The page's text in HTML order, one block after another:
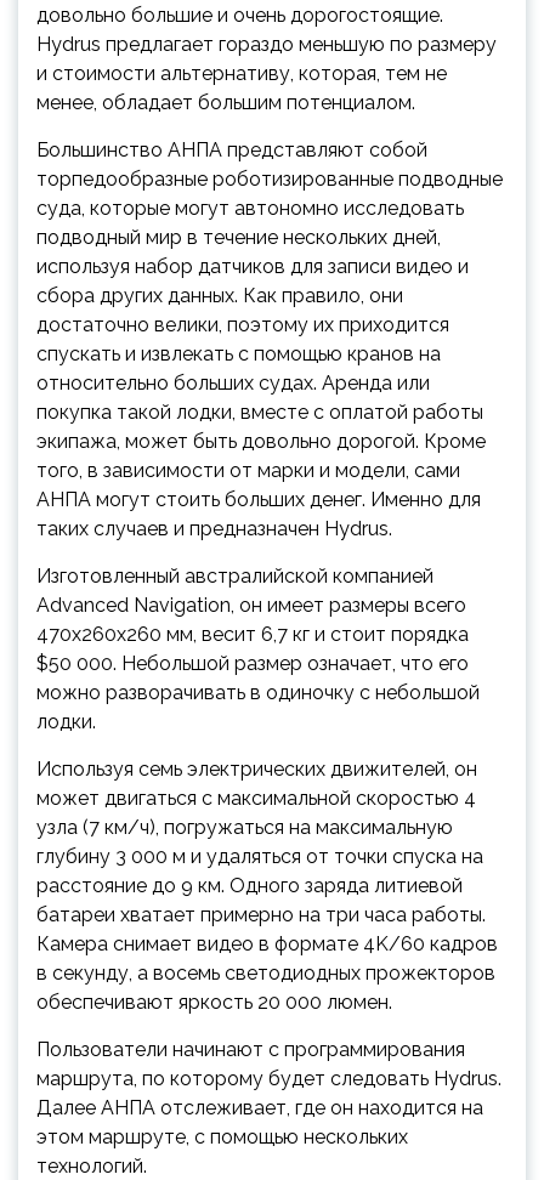
довольно большие и очень дорогостоящие.
Hydrus предлагает гораздо меньшую по размеру
и стоимости альтернативу, которая, тем не
менее, обладает большим потенциалом.
Большинство АНПА представляют собой
торпедообразные роботизированные подводные
суда, которые могут автономно исследовать
подводный мир в течение нескольких дней,
используя набор датчиков для записи видео и
сбора других данных. Как правило, они
достаточно велики, поэтому их приходится
спускать и извлекать с помощью кранов на
относительно больших судах. Аренда или
покупка такой лодки, вместе с оплатой работы
экипажа, может быть довольно дорогой. Кроме
того, в зависимости от марки и модели, сами
АНПА могут стоить больших денег. Именно для
таких случаев и предназначен Hydrus.
Изготовленный австралийской компанией
Advanced Navigation, он имеет размеры всего
470х260х260 мм, весит 6,7 кг и стоит порядка
$50 000. Небольшой размер означает, что его
можно разворачивать в одиночку с небольшой
лодки.
Используя семь электрических движителей, он
может двигаться с максимальной скоростью 4
узла (7 км/ч), погружаться на максимальную
глубину 3 000 м и удаляться от точки спуска на
расстояние до 9 км. Одного заряда литиевой
батареи хватает примерно на три часа работы.
Камера снимает видео в формате 4K/60 кадров
в секунду, а восемь светодиодных прожекторов
обеспечивают яркость 20 000 люмен.
Пользователи начинают с программирования
маршрута, по которому будет следовать Hydrus.
Далее АНПА отслеживает, где он находится на
этом маршруте, с помощью нескольких
технологий.